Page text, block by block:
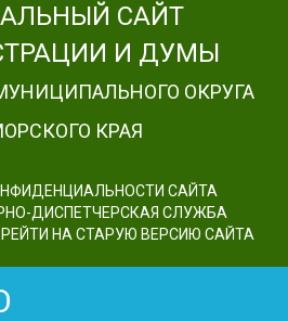
САЙТ
И ДУМЫ
ОКРУГА
КРАЯ
САЙТА
ДИСПЕТЧЕРСКАЯ СЛУЖБА
НА СТАРУЮ ВЕРСИЮ САЙТА